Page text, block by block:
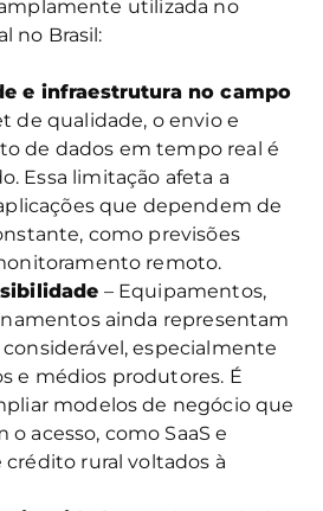
utilizada no
no Brasil:
e infraestrutura no campo
de qualidade, o envio e
de dados em tempo real é
Essa limitação afeta a
que dependem de
como previsões
remoto.
– Equipamentos,
ainda representam
especialmente
e médios produtores. É
modelos de negócio que
acesso, como SaaS e
crédito rural voltados à